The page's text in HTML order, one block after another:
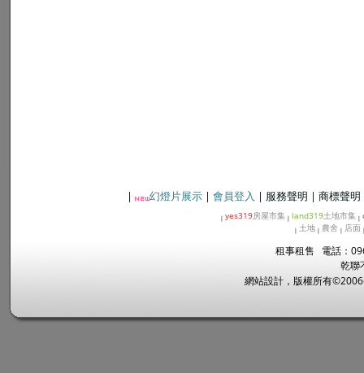
| 幻燈片展示 | 會員登入 | 服務聲明 | 商標聲明
| yes319房屋市集 | land319土地市集 |
| 土地 | 農舍 | 店面
租事租售 電話：
乾聯
網站設計，版權所有